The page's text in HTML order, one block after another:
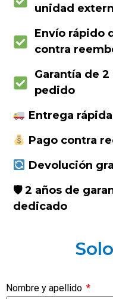
unidad
Envío rápido
contra
Garantía de
pedido
Entrega
Pago contra
Devolución
🛡 2 años de
dedicado
Solo
Nombre y apellido